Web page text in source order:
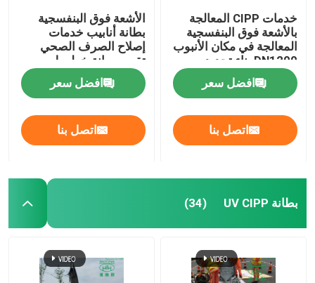
خدمات CIPP المعالجة
بالأشعة فوق البنفسجية
المعالجة في مكان الأنبوب
DN1200 بناء تجديد
المجاري
افضل سعر
اتصل بنا
الأشعة فوق البنفسجية
بطانة أنابيب خدمات
إصلاح الصرف الصحي
تقييم صيانة خطوط
الأنابيب البلدية
افضل سعر
اتصل بنا
بطانة UV CIPP (34)